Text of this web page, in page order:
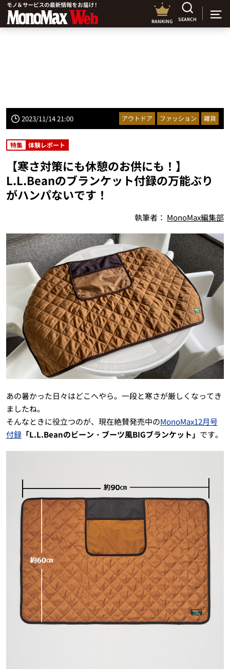
RANKING SEARCH
2023/11/14 21:00 アウトドア ファッション 雑貨
特集 体験レポート
【寒さ対策にも休憩のお供にも！】
L.L.Beanのブランケット付録の万能ぶり
がハンパないです！
執筆者： MonoMax編集部
あの暑かった日々はどこへやら。一段と寒さが厳しくなってき
ましたね。
そんなときに役立つのが、現在絶賛発売中のMonoMax12月号
付録「L.L.Beanのビーン・ブーツ風BIGブランケット」 です。